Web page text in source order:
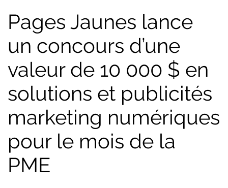
Pages Jaunes lance
un concours d’une
valeur de 10 000 $ en
solutions et publicités
marketing numériques
pour le mois de la
PME